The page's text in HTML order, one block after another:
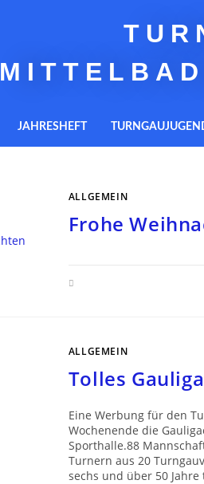
JAHRESHEFT
ALLGEMEIN
Frohe
ALLGEMEIN
Tolles
Eine Werbung für den
Wochenende die
Sporthalle.88
Turnern aus 20
sechs und über 50